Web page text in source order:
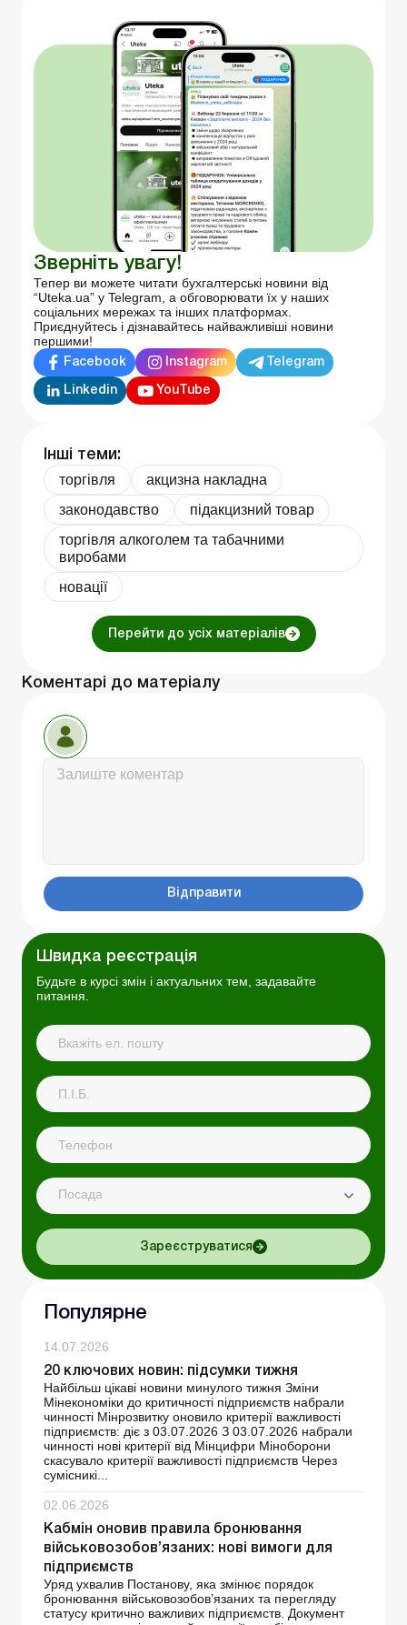
Зверніть увагу!
Тепер ви можете читати бухгалтерські новини від
“Uteka.ua” у Telegram, а обговорювати їх у наших
соціальних мережах та інших платформах.
Приєднуйтесь і дізнавайтесь найважливіші новини
першими!
Facebook Instagram Telegram
Linkedin YouTube
Інші теми:
торгівля
акцизна накладна
законодавство
підакцизний товар
торгівля алкоголем та табачними
виробами
новації
Перейти до усіх матеріалів
Коментарі до матеріалу
Відправити
Швидка реєстрація
Будьте в курсі змін і актуальних тем, задавайте
питання.
Посада
Зареєструватися
Популярне
14.07.2026
20 ключових новин: підсумки тижня
Найбільш цікаві новини минулого тижня Зміни
Мінекономіки до критичності підприємств набрали
чинності Мінрозвитку оновило критерії важливості
підприємств: діє з 03.07.2026 З 03.07.2026 набрали
чинності нові критерії від Мінцифри Міноборони
скасувало критерії важливості підприємств Через
сумісникі...
02.06.2026
Кабмін оновив правила бронювання
військовозобов’язаних: нові вимоги для
підприємств
Уряд ухвалив Постанову, яка змінює порядок
бронювання військовозобов’язаних та перегляду
статусу критично важливих підприємств. Документ